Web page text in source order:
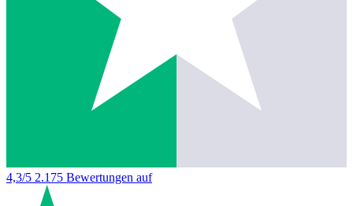
4,3/5 2.175 Bewertungen auf